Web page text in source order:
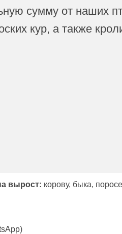
сумму от наших
кур, а также
вырост: корову, быка,